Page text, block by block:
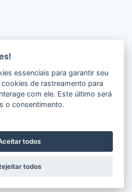
Lopes - HUOL
Todos os direitos
essenciais para garantir seu
de rastreamento para
com ele. Este último será
o consentimento.
todos
todos